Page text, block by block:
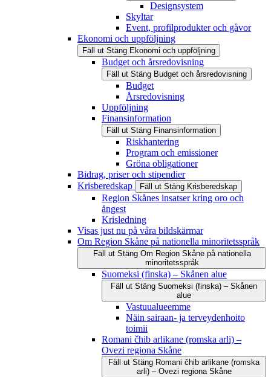
Designsystem
Skyltar
Event, profilprodukter och gåvor
Ekonomi och uppföljning
Fäll ut Stäng Ekonomi och uppföljning
Budget och årsredovisning
Fäll ut Stäng Budget och årsredovisning
Budget
Årsredovisning
Uppföljning
Finansinformation
Fäll ut Stäng Finansinformation
Riskhantering
Program och emissioner
Gröna obligationer
Bidrag, priser och stipendier
Krisberedskap
Fäll ut Stäng Krisberedskap
Region Skånes insatser kring oro och
ångest
Krisledning
Visas just nu på våra bildskärmar
Om Region Skåne på nationella minoritetsspråk
Fäll ut Stäng Om Region Skåne på nationella
minoritetsspråk
Suomeksi (finska) – Skånen alue
Fäll ut Stäng Suomeksi (finska) – Skånen
alue
Vastuualueemme
Näin sairaan- ja terveydenhoito
toimii
Romani čhib arlikane (romska arli) –
Ovezi regiona Skåne
Fäll ut Stäng Romani čhib arlikane (romska
arli) – Ovezi regiona Skåne